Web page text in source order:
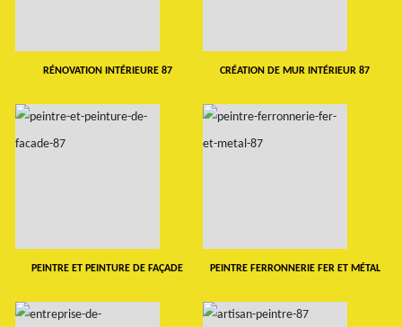
RÉNOVATION INTÉRIEURE 87 CRÉATION DE MUR INTÉRIEUR 87
PEINTRE ET PEINTURE DE FAÇADE PEINTRE FERRONNERIE FER ET MÉTAL